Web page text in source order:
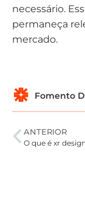
necessário.
permaneça
mercado.
Fomento
ANTERIOR
O que é xr design